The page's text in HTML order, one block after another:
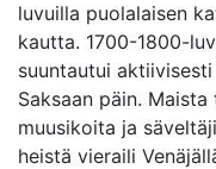
luvuilla puolalaisen
kautta. 1700-1800-
suuntautui
Saksaan päin.
muusikoita ja
heistä vieraili